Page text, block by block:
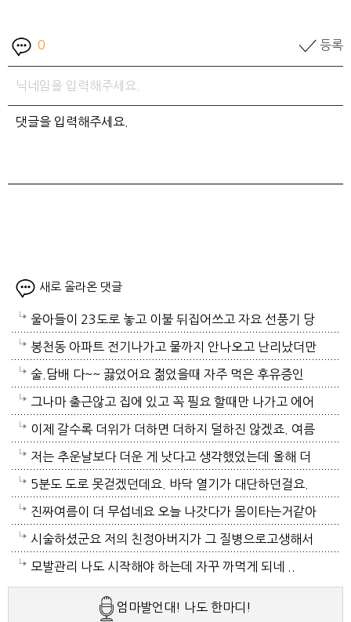
0 등록
새로 올라온 댓글
울아들이 23도로 놓고 이불 뒤집어쓰고 자요 선풍기 당
연 틀어져있고 에휴
봉천동 아파트 전기나가고 물까지 안나오고 난리났더만
요. 어제 뉴스나오데요.진짜지 이젠 여름이 살기 더 힘
들걸로 보이네요. 다들 에어컨 밤새 돌리고하니요. 저는
12시부터 밤 열시까지만 돌리고 에어컨끄고 선풍기 두
대로 교대로 키고 자네요.
술.담배 다~~ 끓었어요 젊었을때 자주 먹은 후유증인
가? 나이먹어서 생고생중 입니다 ㅠㅠㅠㅠ
그나마 출근않고 집에 있고 꼭 필요 할때만 나가고 에어
컨 켜고 있으니 그나마 잘 견디고 있네요 이렇게 에어컨
이 가열되면 지구 온도는 더 올라 갈 것이고 전력은 더
모자날것이고 악순환이죠 그러게요 이제는 변압기 과부
하로 정전이 될까봐 제일 무섭기도 합니다
이제 갈수록 더위가 더하면 더하지 덜하진 않겠죠. 여름
만 없음 좋겠어요. 여름이 무서워요.ㅎ 겨울엔 추움 옷
이래도 껴입고 집에 가만있음 되는데 ..여름은 집을나가
기가 겁나요. 장대비가 한바탕 퍼부움 좋겠네요.
저는 추운날보다 더운 게 낫다고 생각했었는데 올해 더
위는 난생처음 겪는 거라 적응이 안되네요. 제발 비가 쏟
아져서 기온이 내려가면 좋겠어요.
5분도 도로 못걷겠던데요. 바닥 열기가 대단하던걸요.
지하도로 들어가서 병원근처서 또다시 지상으로 올라와
병원갔네요. 두군데를 가느라고 어제그랬죠. 엔간하면
밖에 나가지마요. 쓰러져요.ㅎ쿠팡에서 배달시키고 집
에있는걸로 저도 해결하네요. 처서가 23일이네요. 비좀
진짜여름이 더 무섭네요 오늘 나갓다가 몸이타는거같아
택시타고 왔어요 당분간 안나가야겠어요 처서가 되면
햇빛도 덜따갑고 더위도 한풀꺽이던데 이러다가 여름나
라로 변할수도 있겠어요 쿠팡에 바람나오는 팬달린 조
시술하셨군요 저의 친정아버지가 그 질병으로고생해서
저도 좀 압니다 남자들이 나이먹음 잘 걸리는병이죠 여
자들이 방광염에 자주 걸리듯이 그병도 재발이 잦은편
모발관리 나도 시작해야 하는데 자꾸 까먹게 되네 ..
엄마발언대! 나도 한마디!